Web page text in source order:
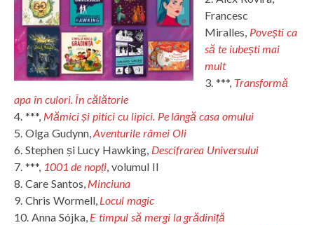
Francesc
Miralles, Povești ca
să te iubești mai
mult
3. ***, Transformă
apa în culori. În călătorie
4. ***, Mămici și pitici cu lipici. Pe lângă casa omului
5. Olga Gudynn,Aventurile râmei Oli
6. Stephen și Lucy Hawking, Descifrarea Universului
7. ***, 1001 de nopți, volumul II
8. Care Santos, Minciuna
9. Chris Wormell, Locul magic
10. Anna Sójka, E timpul să mergi la grădiniță